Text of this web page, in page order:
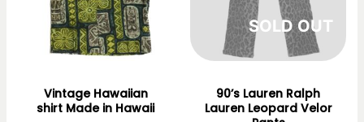
Vintage Hawaiian
shirt Made in Hawaii
在庫切れ
90’s Lauren Ralph
Lauren Leopard Velor